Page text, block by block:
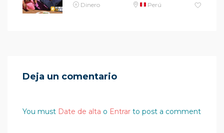
Dinero Perú
Deja un comentario
You must Date de alta o Entrar to post a comment